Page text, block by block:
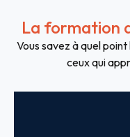
La formation
Vous savez à quel
ceux qui